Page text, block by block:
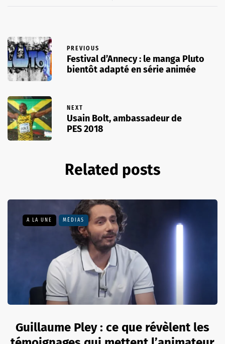
PREVIOUS
Festival d’Annecy : le manga Pluto
bientôt adapté en série animée
NEXT
Usain Bolt, ambassadeur de
PES 2018
Related posts
A LA UNE MÉDIAS
Guillaume Pley : ce que révèlent les